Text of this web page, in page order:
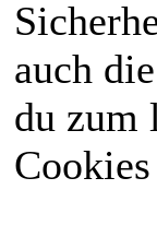
auch
du zum